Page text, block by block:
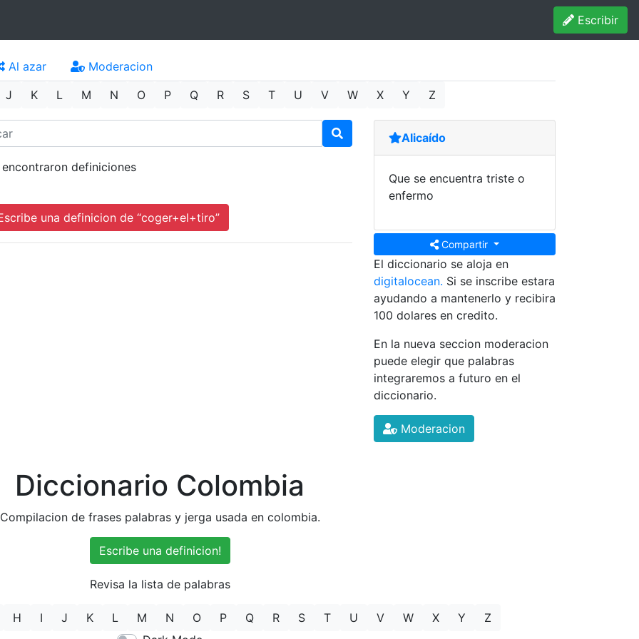
Escribir
Al azar
Moderacion
J K L M N O P Q R S T U V W X Y Z
encontraron definiciones
una definicion de “coger+el+tiro”
Alicaído
Que se encuentra triste o
enfermo
Compartir
El diccionario se aloja en
digitalocean. Si se inscribe estara
ayudando a mantenerlo y recibira
100 dolares en credito.
En la nueva seccion moderacion
puede elegir que palabras
integraremos a futuro en el
diccionario.
Moderacion
Diccionario Colombia
Compilacion de frases palabras y jerga usada en colombia.
Escribe una definicion!
Revisa la lista de palabras
H I J K L M N O P Q R S T U V W X Y
Z